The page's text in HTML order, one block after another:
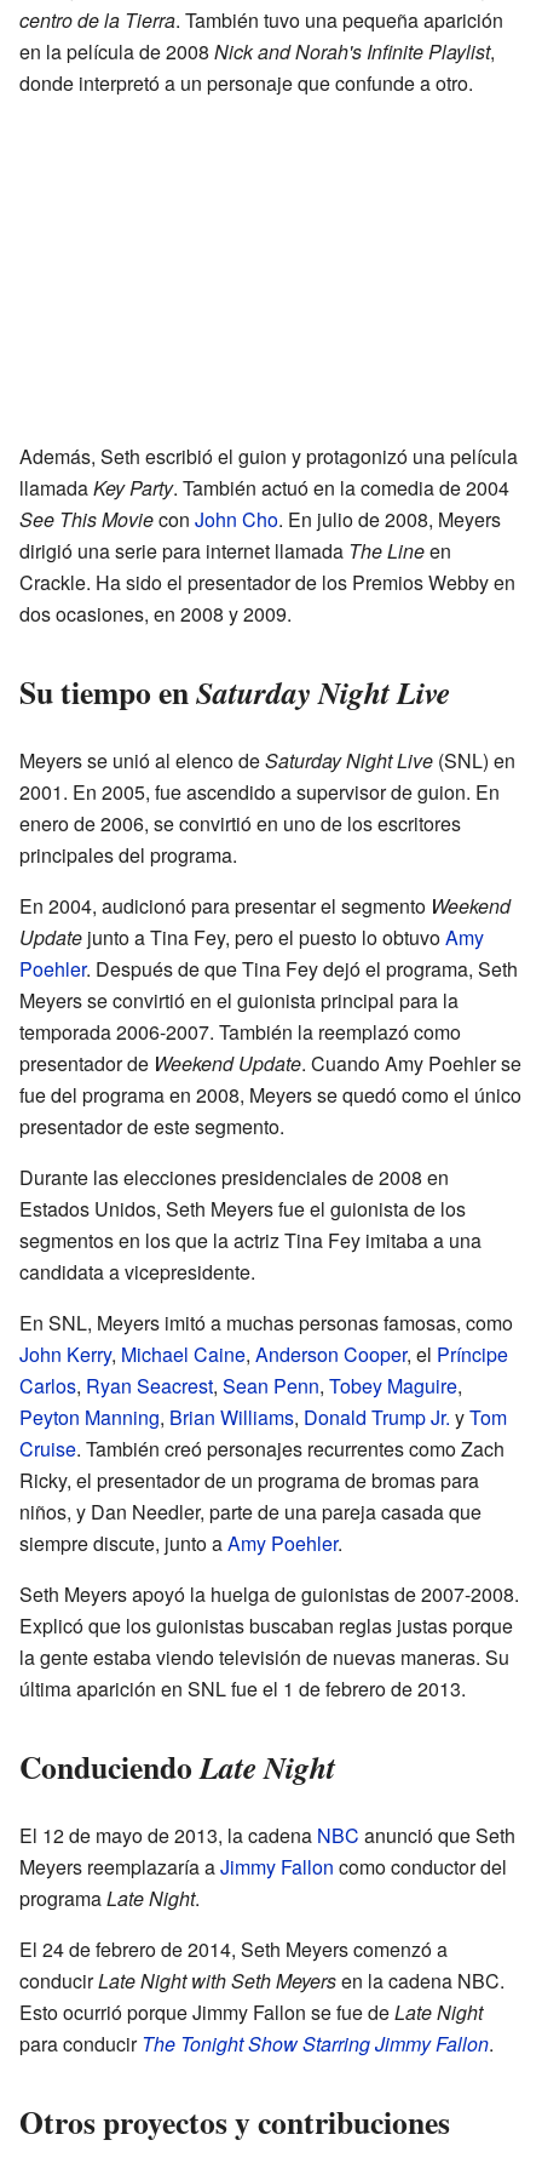
centro de la Tierra. También tuvo una pequeña aparición
en la película de 2008 Nick and Norah's Infinite Playlist,
donde interpretó a un personaje que confunde a otro.
Además, Seth escribió el guion y protagonizó una película
llamadaKey Party. También actuó en la comedia de 2004
See This Moviecon John Cho. En julio de 2008, Meyers
dirigió una serie para internet llamada The Lineen
Crackle. Ha sido el presentador de los Premios Webby en
dos ocasiones, en 2008 y 2009.
Su tiempo enSaturday Night Live
Meyers se unió al elenco deSaturday Night Live (SNL) en
2001. En 2005, fue ascendido a supervisor de guion. En
enero de 2006, se convirtió en uno de los escritores
principales del programa.
En 2004, audicionó para presentar el segmento Weekend
Update junto a Tina Fey, pero el puesto lo obtuvoAmy
Poehler. Después de que Tina Fey dejó el programa, Seth
Meyers se convirtió en el guionista principal para la
temporada 2006-2007. También la reemplazó como
presentador de Weekend Update. Cuando Amy Poehler se
fue del programa en 2008, Meyers se quedó como el único
presentador de este segmento.
Durante las elecciones presidenciales de 2008 en
Estados Unidos, Seth Meyers fue el guionista de los
segmentos en los que la actriz Tina Fey imitaba a una
candidata a vicepresidente.
En SNL, Meyers imitó a muchas personas famosas, como
John Kerry, Michael Caine, Anderson Cooper, el Príncipe
Carlos, Ryan Seacrest, Sean Penn, Tobey Maguire,
Peyton Manning, Brian Williams, Donald Trump Jr. yTom
Cruise. También creó personajes recurrentes como Zach
Ricky, el presentador de un programa de bromas para
niños, y Dan Needler, parte de una pareja casada que
siempre discute, junto aAmy Poehler.
Seth Meyers apoyó la huelga de guionistas de 2007-2008.
Explicó que los guionistas buscaban reglas justas porque
la gente estaba viendo televisión de nuevas maneras. Su
última aparición en SNL fue el 1 de febrero de 2013.
ConduciendoLate Night
El 12 de mayo de 2013, la cadena NBC anunció que Seth
Meyers reemplazaría aJimmy Fallon como conductor del
programaLate Night.
El 24 de febrero de 2014, Seth Meyers comenzó a
conducirLate Night with Seth Meyersen la cadena NBC.
Esto ocurrió porque Jimmy Fallon se fue deLate Night
para conducirThe Tonight Show Starring Jimmy Fallon.
Otros proyectos y contribuciones